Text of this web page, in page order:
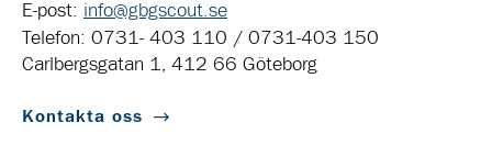
E-post: info@gbgscout.se
Telefon: 0731- 403 110 / 0731-403 150
Carlbergsgatan 1, 412 66 Göteborg
Kontakta oss